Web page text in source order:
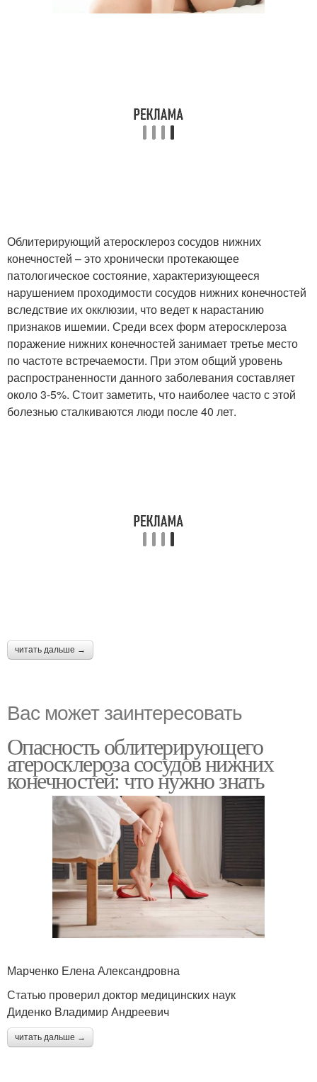
Облитерирующий атеросклероз сосудов нижних
конечностей – это хронически протекающее
патологическое состояние, характеризующееся
нарушением проходимости сосудов нижних конечностей
вследствие их окклюзии, что ведет к нарастанию
признаков ишемии. Среди всех форм атеросклероза
поражение нижних конечностей занимает третье место
по частоте встречаемости. При этом общий уровень
распространенности данного заболевания составляет
около 3-5%. Стоит заметить, что наиболее часто с этой
болезнью сталкиваются люди после 40 лет.
читать дальше →
Вас может заинтересовать
Опасность облитерирующего
атеросклероза сосудов нижних
конечностей: что нужно знать
Марченко Елена Александровна
Статью проверил доктор медицинских наук
Диденко Владимир Андреевич
читать дальше →